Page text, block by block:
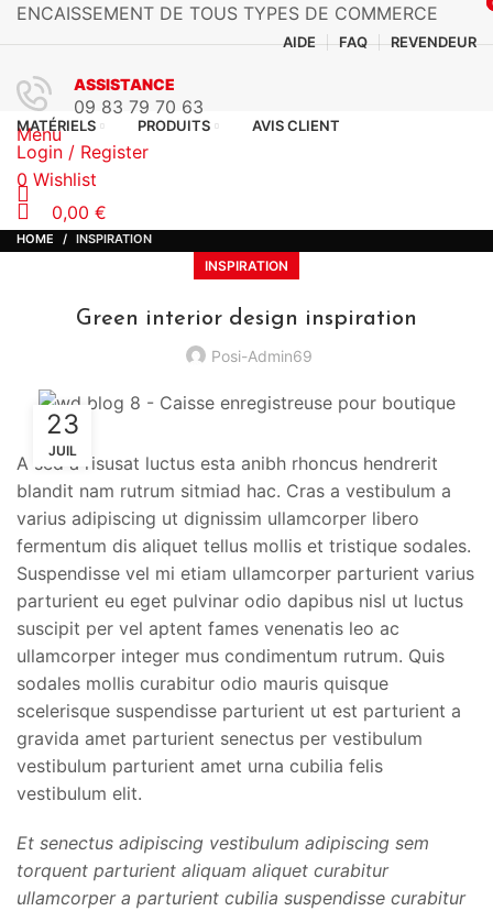
ENCAISSEMENT DE TOUS TYPES DE COMMERCE
AIDE FAQ REVENDEUR
ASSISTANCE
09 83 79 70 63
Menu
MATÉRIELS PRODUITS AVIS CLIENT
Login / Register
0 Wishlist
0,00 €
HOME INSPIRATION
INSPIRATION
Green interior design inspiration
Posi-Admin69
23
JUIL
A sed a risusat luctus esta anibh rhoncus hendrerit
blandit nam rutrum sitmiad hac. Cras a vestibulum a
varius adipiscing ut dignissim ullamcorper libero
fermentum dis aliquet tellus mollis et tristique sodales.
Suspendisse vel mi etiam ullamcorper parturient varius
parturient eu eget pulvinar odio dapibus nisl ut luctus
suscipit per vel aptent fames venenatis leo ac
ullamcorper integer mus condimentum rutrum. Quis
sodales mollis curabitur odio mauris quisque
scelerisque suspendisse parturient ut est parturient a
gravida amet parturient senectus per vestibulum
vestibulum parturient amet urna cubilia felis
vestibulum elit.
Et senectus adipiscing vestibulum adipiscing sem
torquent parturient aliquam aliquet curabitur
ullamcorper a parturient cubilia suspendisse curabitur